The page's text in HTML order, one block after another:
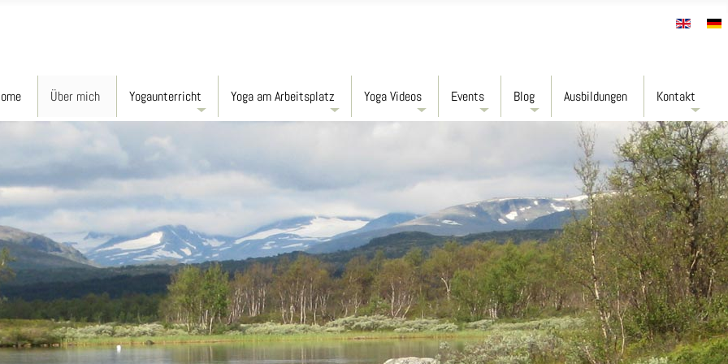
Über mich Yogaunterricht Yoga am Arbeitsplatz Yoga Videos Events Blog Ausbildungen Kontakt